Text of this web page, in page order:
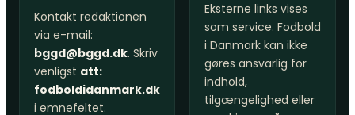
Kontakt redaktionen
via e-mail:
bggd@bggd.dk. Skriv
venligst att:
fodboldidanmark.dk
i emnefeltet.
Eksterne links vises
som service. Fodbold
i Danmark kan ikke
gøres ansvarlig for
indhold,
tilgængelighed eller